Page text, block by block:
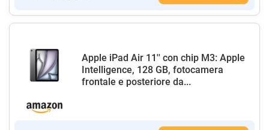
Apple iPad Air 11'' con chip M3: Apple
Intelligence, 128 GB, fotocamera
frontale e posteriore da...